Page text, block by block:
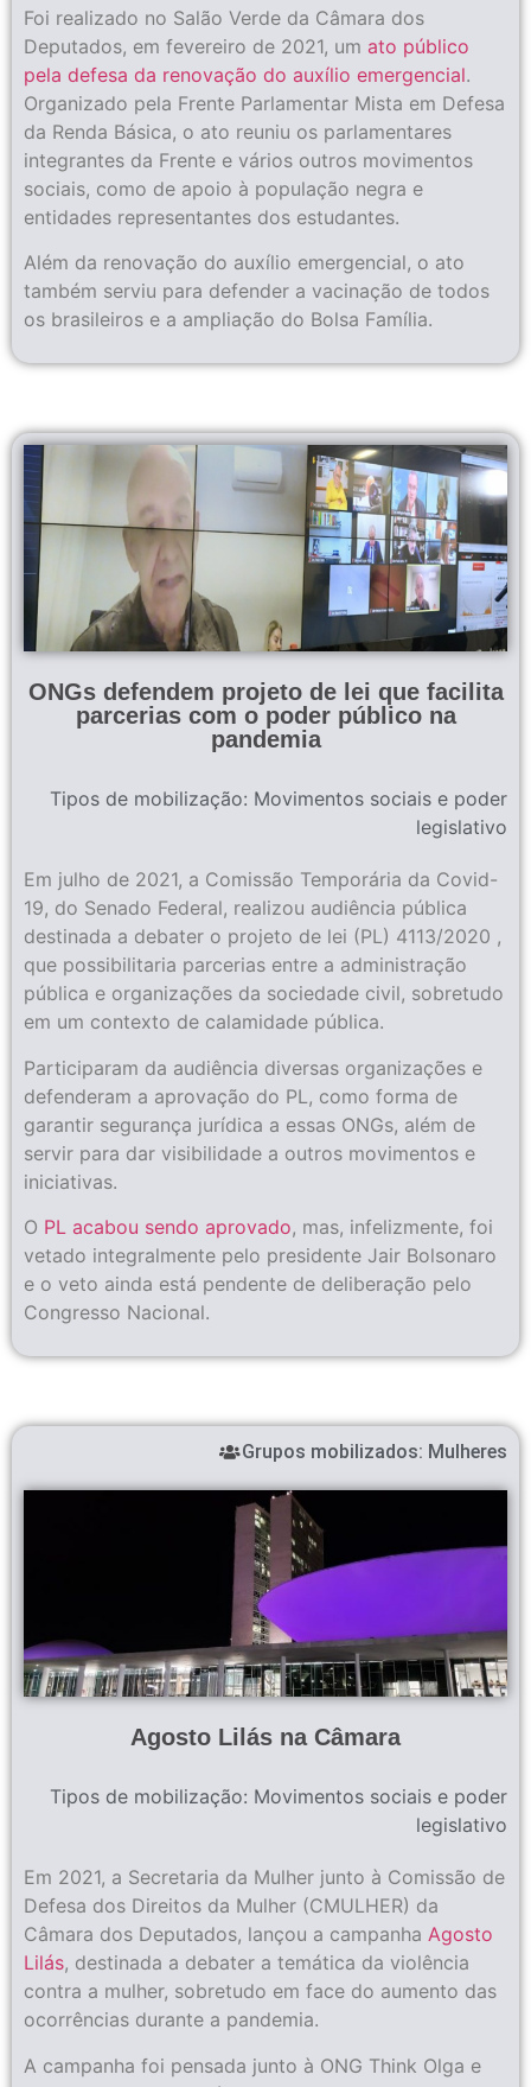
Foi realizado no Salão Verde da Câmara dos
Deputados, em fevereiro de 2021, um ato público
pela defesa da renovação do auxílio emergencial.
Organizado pela Frente Parlamentar Mista em Defesa
da Renda Básica, o ato reuniu os parlamentares
integrantes da Frente e vários outros movimentos
sociais, como de apoio à população negra e
entidades representantes dos estudantes.
Além da renovação do auxílio emergencial, o ato
também serviu para defender a vacinação de todos
os brasileiros e a ampliação do Bolsa Família.
ONGs defendem projeto de lei que facilita
parcerias com o poder público na
pandemia
Tipos de mobilização: Movimentos sociais e poder
legislativo
Em julho de 2021, a Comissão Temporária da Covid-
19, do Senado Federal, realizou audiência pública
destinada a debater o projeto de lei (PL) 4113/2020 ,
que possibilitaria parcerias entre a administração
pública e organizações da sociedade civil, sobretudo
em um contexto de calamidade pública.
Participaram da audiência diversas organizações e
defenderam a aprovação do PL, como forma de
garantir segurança jurídica a essas ONGs, além de
servir para dar visibilidade a outros movimentos e
iniciativas.
O PL acabou sendo aprovado, mas, infelizmente, foi
vetado integralmente pelo presidente Jair Bolsonaro
e o veto ainda está pendente de deliberação pelo
Congresso Nacional.
Grupos mobilizados: Mulheres
Agosto Lilás na Câmara
Tipos de mobilização: Movimentos sociais e poder
legislativo
Em 2021, a Secretaria da Mulher junto à Comissão de
Defesa dos Direitos da Mulher (CMULHER) da
Câmara dos Deputados, lançou a campanha Agosto
Lilás, destinada a debater a temática da violência
contra a mulher, sobretudo em face do aumento das
ocorrências durante a pandemia.
A campanha foi pensada junto à ONG Think Olga e